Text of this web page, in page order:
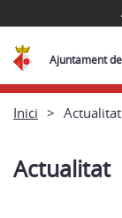
Ajuntament
Inici Actualitat
Actualitat